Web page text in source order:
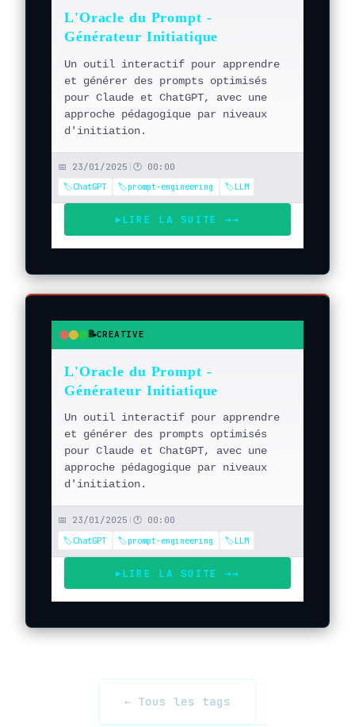
L'Oracle du Prompt -
Générateur Initiatique
Un outil interactif pour apprendre
et générer des prompts optimisés
pour Claude et ChatGPT, avec une
approche pédagogique par niveaux
d'initiation.
📅 23/01/2025 | 🕐 00:00
🏷️ChatGPT
🏷️prompt-engineering 🏷️LLM
▶ LIRE LA SUITE →→
● ● ●📝CREATIVE
L'Oracle du Prompt -
Générateur Initiatique
Un outil interactif pour apprendre
et générer des prompts optimisés
pour Claude et ChatGPT, avec une
approche pédagogique par niveaux
d'initiation.
📅 23/01/2025 🕐 00:00
🏷️ChatGPT
🏷️prompt-engineering 🏷️LLM
▶ LIRE LA SUITE →→
← Tous les tags